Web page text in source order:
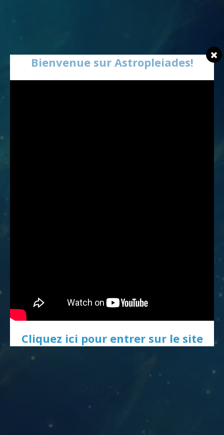
Bienvenue sur Astropleiades!
Cliquez ici pour entrer sur le site